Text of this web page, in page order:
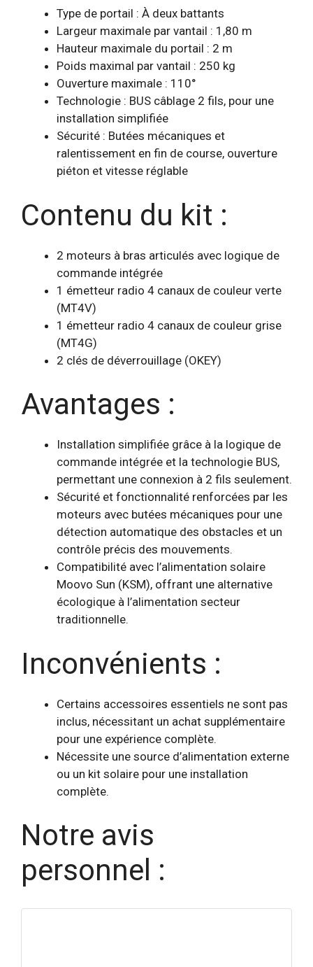
Type de portail : À deux battants
Largeur maximale par vantail : 1,80 m
Hauteur maximale du portail : 2 m
Poids maximal par vantail : 250 kg
Ouverture maximale : 110°
Technologie : BUS câblage 2 fils, pour une
installation simplifiée
Sécurité : Butées mécaniques et
ralentissement en fin de course, ouverture
piéton et vitesse réglable
Contenu du kit :
2 moteurs à bras articulés avec logique de
commande intégrée
1 émetteur radio 4 canaux de couleur verte
(MT4V)
1 émetteur radio 4 canaux de couleur grise
(MT4G)
2 clés de déverrouillage (OKEY)
Avantages :
Installation simplifiée grâce à la logique de
commande intégrée et la technologie BUS,
permettant une connexion à 2 fils seulement.
Sécurité et fonctionnalité renforcées par les
moteurs avec butées mécaniques pour une
détection automatique des obstacles et un
contrôle précis des mouvements.
Compatibilité avec l’alimentation solaire
Moovo Sun (KSM), offrant une alternative
écologique à l’alimentation secteur
traditionnelle.
Inconvénients :
Certains accessoires essentiels ne sont pas
inclus, nécessitant un achat supplémentaire
pour une expérience complète.
Nécessite une source d’alimentation externe
ou un kit solaire pour une installation
complète.
Notre avis
personnel :